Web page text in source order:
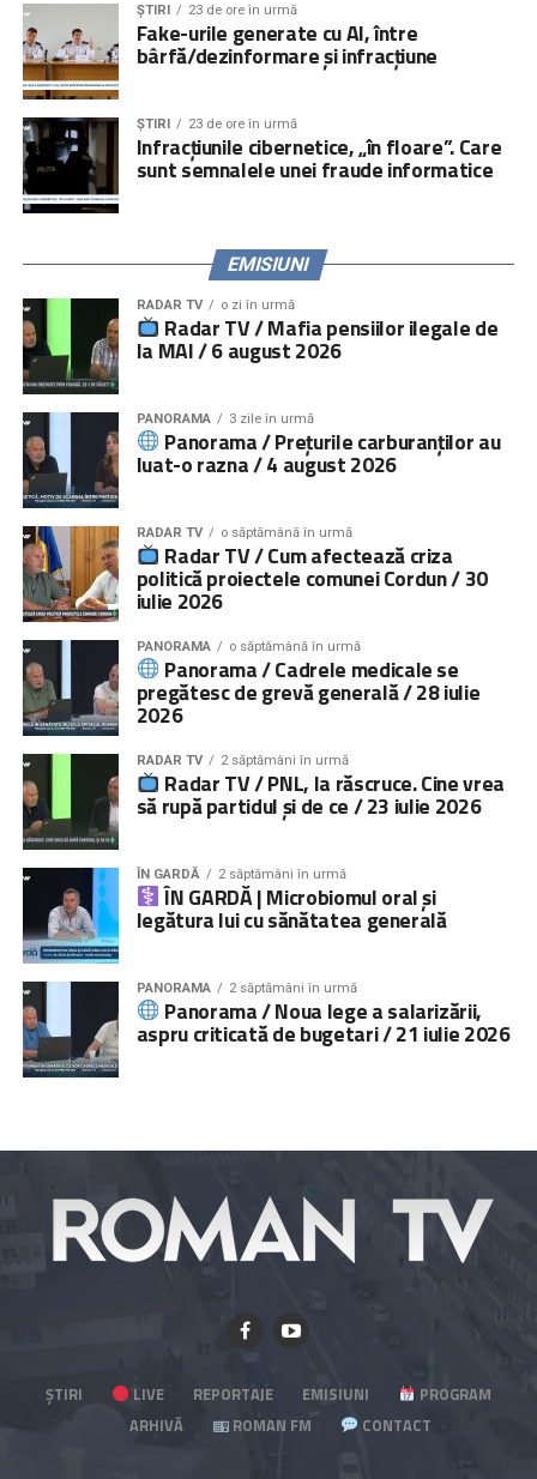
ȘTIRI 23 de ore în urmă
Fake-urile generate cu AI, între
bârfă/dezinformare și infracțiune
ȘTIRI 23 de ore în urmă
Infracțiunile cibernetice, „în floare”. Care
sunt semnalele unei fraude informatice
EMISIUNI
RADAR TV o zi în urmă
Radar TV / Mafia pensiilor ilegale de
la MAI / 6 august 2026
PANORAMA 3 zile în urmă
Panorama / Prețurile carburanților au
luat-o razna / 4 august 2026
RADAR TV o săptămână în urmă
Radar TV / Cum afectează criza
politică proiectele comunei Cordun / 30
iulie 2026
PANORAMA o săptămână în urmă
Panorama / Cadrele medicale se
pregătesc de grevă generală / 28 iulie
2026
RADAR TV 2 săptămâni în urmă
Radar TV / PNL, la răscruce. Cine vrea
să rupă partidul și de ce / 23 iulie 2026
ÎN GARDĂ 2 săptămâni în urmă
ÎN GARDĂ | Microbiomul oral și
legătura lui cu sănătatea generală
PANORAMA 2 săptămâni în urmă
Panorama / Noua lege a salarizării,
aspru criticată de bugetari / 21 iulie 2026
ȘTIRI LIVE REPORTAJE EMISIUNI
PROGRAM
ARHIVĂ
ROMAN FM CONTACT